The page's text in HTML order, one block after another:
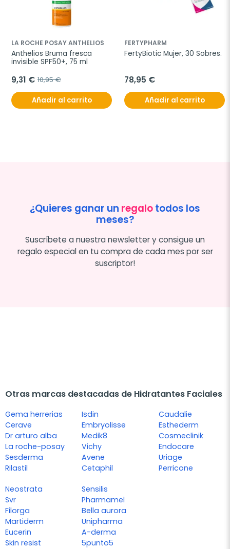
LA ROCHE POSAY ANTHELIOS
Anthelios Bruma fresca
invisible SPF50+, 75 ml
9,31 € 10,95 €
Añadir al carrito
FERTYPHARM
FertyBiotic Mujer, 30 Sobres.
78,95 €
Añadir al carrito
¿Quieres ganar un regalotodos los
meses?
Suscríbete a nuestra newsletter y consigue un
regalo especial en tu compra de cada mes por ser
suscriptor!
Otras marcas destacadas de Hidratantes Faciales
Gema herrerias
Cerave
Dr arturo alba
La roche-posay
Sesderma
Rilastil
Isdin
Embryolisse
Medik8
Vichy
Avene
Cetaphil
Caudalie
Esthederm
Cosmeclinik
Endocare
Uriage
Perricone
Neostrata
Svr
Filorga
Martiderm
Eucerin
Skin resist
Sensilis
Pharmamel
Bella aurora
Unipharma
A-derma
5punto5